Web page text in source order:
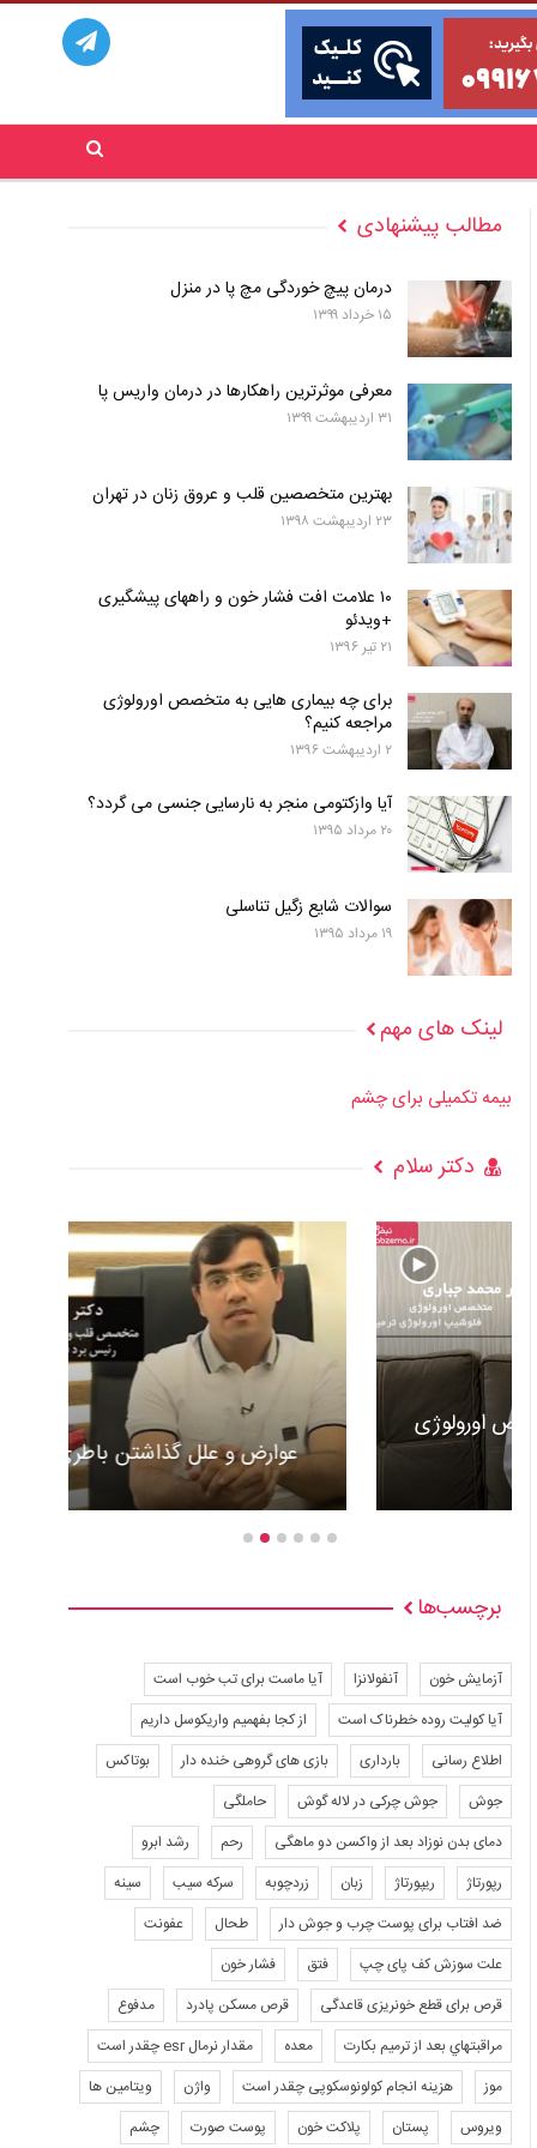
مطالب پیشنهادی
درمان پیچ خوردگی مچ پا در منزل
۱۵ خرداد ۱۳۹۹
معرفی موثرترین راهکارها در درمان واریس پا
۳۱ اردیبهشت ۱۳۹۹
بهترین متخصصین قلب و عروق زنان در تهران
۲۳ اردیبهشت ۱۳۹۸
۱۰ علامت افت فشار خون و راههای پیشگیری
+ویدئو
۲۱ تیر ۱۳۹۶
برای چه بیماری هایی به متخصص اورولوژی
مراجعه کنیم؟
۲ اردیبهشت ۱۳۹۶
آیا وازکتومی منجر به نارسایی جنسی می گردد؟
۲۰ مرداد ۱۳۹۵
سوالات شایع زگیل تناسلی
۱۹ مرداد ۱۳۹۵
لینک های مهم
بیمه تکمیلی برای چشم
دکتر سلام
عوارض و علل گذاشتن باطری قلب +ویدئو
برچسب‌ها
آزمایش خون آنفولانزا
آیا ماست برای تب خوب است
آیا کولیت روده خطرناک است
از کجا بفهمیم واریکوسل داریم
اطلاع رسانی
بارداری بازی های گروهی خنده دار
بوتاکس
جوش
جوش چرکی در لاله گوش
حاملگی
دمای بدن نوزاد بعد از واکسن دو ماهگی
رحم
رشد ابرو
رپورتاژ
ریپورتاژ زبان زردچوبه سرکه سیب
سینه
ضد افتاب برای پوست چرب و جوش دار
طحال
عفونت
علت سوزش کف پای چپ
فتق
فشار خون
قرص برای قطع خونریزی قاعدگی
قرص مسکن پادرد
مدفوع
مراقبتهاي بعد از ترميم بكارت
معده
مقدار نرمال esr چقدر است
موز
هزینه انجام کولونوسکوپی چقدر است واژن
ویتامین ها
ویروس
پستان پلاکت خون پوست صورت
چشم